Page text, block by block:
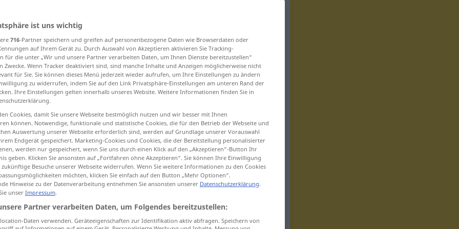
verderbena.Freude usw
verderbenmoralisch
es mit jemandem verderben
er willes mit niemandem verderben
ist uns wichtig
716-Partner speichern und greifen auf personenbezogene Daten wie Browserdaten oder
auf Ihrem Gerät zu. Durch Auswahl von Akzeptieren aktivieren Sie Tracking-
für die unter „Wir und unsere Partner verarbeiten Daten, um Ihnen Dienste bereitzustellen“
Zwecke. Wenn Tracker deaktiviert sind, sind manche Inhalte und Anzeigen möglicherweise nicht
für Sie. Sie können dieses Menü jederzeit wieder aufrufen, um Ihre Einstellungen zu ändern
zu widerrufen, indem Sie auf den Link Privatsphäre-Einstellungen am unteren Rand der
Ihre Einstellungen gelten innerhalb unseres Website. Weitere Informationen finden Sie in
Cookies, damit Sie unsere Webseite bestmöglich nutzen und wir besser mit Ihnen
können. Notwendige, funktionale und statistische Cookies, die für den Betrieb der Webseite und
Auswertung unserer Webseite erforderlich sind, werden auf Grundlage unserer Vorauswahl
Endgerät gespeichert. Marketing-Cookies und Cookies, die der Bereitstellung personalisierter
werden nur gespeichert, wenn Sie uns durch einen Klick auf den „Akzeptieren“-Button Ihr
geben. Klicken Sie ansonsten auf „Fortfahren ohne Akzeptieren“. Sie können Ihre Einwilligung
Besuche unserer Webseite widerrufen. Wenn Sie weitere Informationen zu den Cookies
möchten, klicken Sie einfach auf den Button „Mehr Optionen“.
Hinweise zu der Datenverarbeitung entnehmen Sie ansonsten unserer Datenschutzerklärung.
unser Impressum.
Partner verarbeiten Daten, um Folgendes bereitzustellen:
Daten verwenden. Geräteeigenschaften zur Identifikation aktiv abfragen. Speichern von